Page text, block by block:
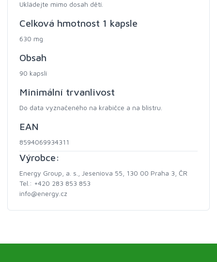
Ukládejte mimo dosah dětí.
Celková hmotnost 1 kapsle
630 mg
Obsah
90 kapslí
Minimální trvanlivost
Do data vyznačeného na krabičce a na blistru.
EAN
8594069934311
Výrobce:
Energy Group, a. s., Jeseniova 55, 130 00 Praha 3, ČR
Tel.: +420 283 853 853
info@energy.cz